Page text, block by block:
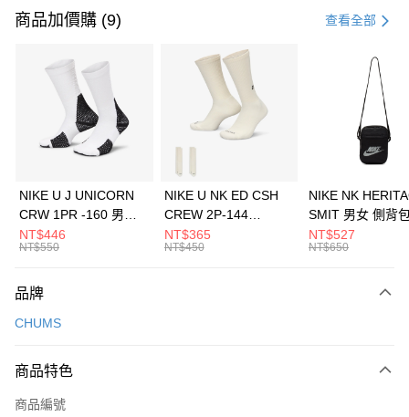
信用卡一次付款
3 期 0 利率 每期 21家銀行
合作金庫商業銀行
第一商業銀行
華南商業銀行
彰化商業銀行
上海商業儲蓄銀行
元大商業銀行
台灣樂天信用卡公司
Apple Pay
全盈+PAY
AFTEE先享後付
【關於「AFTEE先享後付」】
便利好安心！
３．安心：先確認商品／服務後，再付款。
【「AFTEE先享後付」結帳流程】
運送方式
每筆NT$100，滿NT$1,500(含以上)免運費
宅配
商品加價購 (9) 查看全部
NIKE U J UNICORN
CRW 1PR -160 男女
中統襪 FZ3393100
NT$446
NT$550
NIKE U NK ED CSH
CREW 2P-144
EMBRDY 男女 短統襪
FZ3073133
NT$365
NT$450
NIKE NK
SMIT 男女 側背
BA5871010
NT$527
NT$650
品牌
CHUMS
商品特色
商品編號